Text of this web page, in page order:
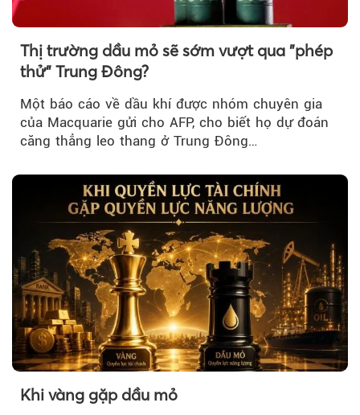
Thị trường dầu mỏ sẽ sớm vượt qua "phép
thử" Trung Đông?
Một báo cáo về dầu khí được nhóm chuyên gia
của Macquarie gửi cho AFP, cho biết họ dự đoán
căng thẳng leo thang ở Trung Đông…
Khi vàng gặp dầu mỏ